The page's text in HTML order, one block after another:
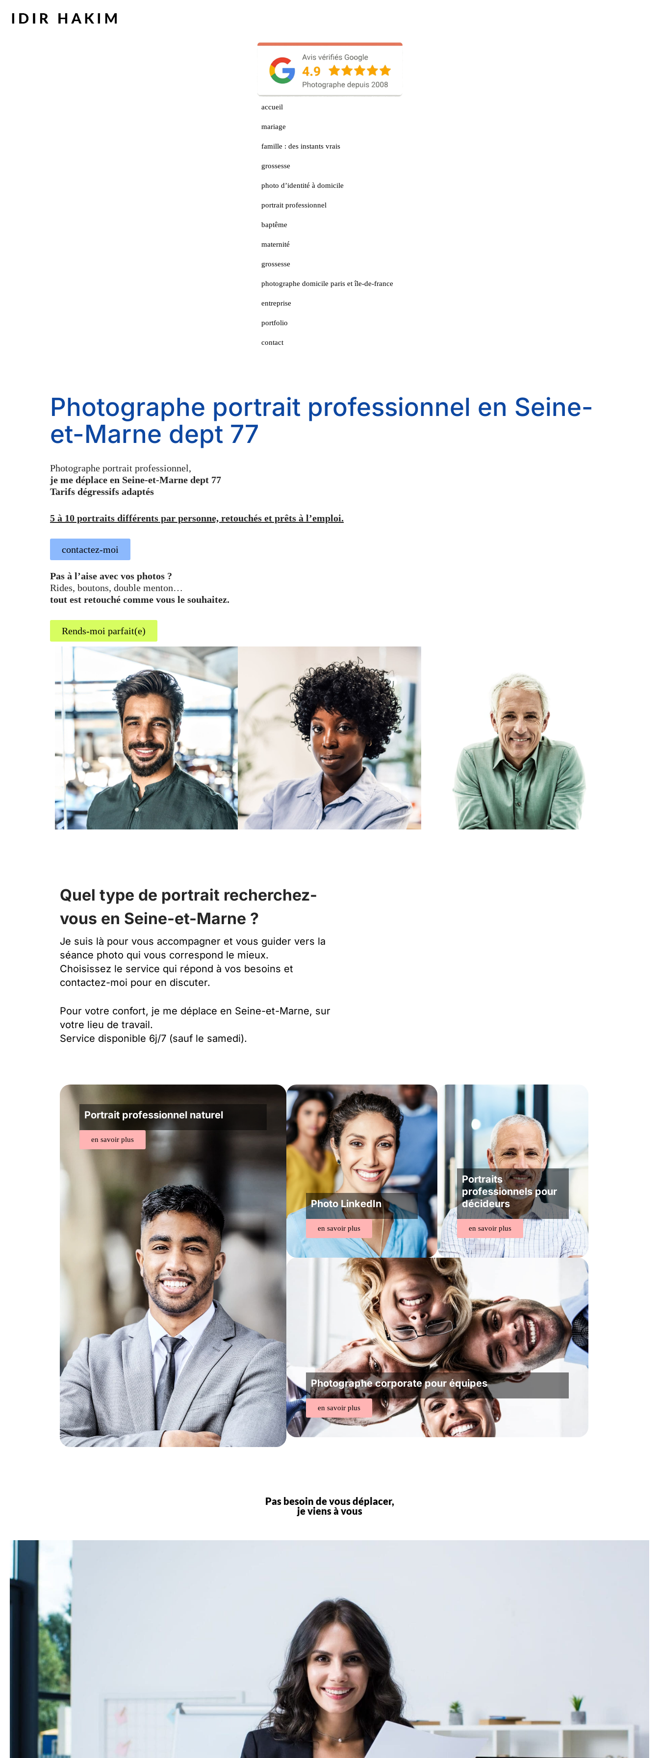
accueil
mariage
famille : des instants vrais
grossesse
photo d’identité à domicile
portrait professionnel
baptême
maternité
grossesse
photographe domicile paris et île-de-france
entreprise
portfolio
contact
Photographe portrait professionnel en Seine-
et-Marne dept 77
Photographe portrait professionnel,
je me déplace en Seine-et-Marne dept 77
Tarifs dégressifs adaptés
5 à 10 portraits différents par personne, retouchés et prêts à l’emploi.
contactez-moi
Pas à l’aise avec vos photos ?
Rides, boutons, double menton…
tout est retouché comme vous le souhaitez.
Rends-moi parfait(e)
Quel type de portrait recherchez-
vous en Seine-et-Marne ?
Je suis là pour vous accompagner et vous guider vers la
séance photo qui vous correspond le mieux.
Choisissez le service qui répond à vos besoins et
contactez-moi pour en discuter.
Pour votre confort, je me déplace en Seine-et-Marne, sur
votre lieu de travail.
Service disponible 6j/7 (sauf le samedi).
Portrait professionnel naturel
en savoir plus
Photo LinkedIn
en savoir plus
Portraits
professionnels pour
décideurs
en savoir plus
Photographe corporate pour équipes
en savoir plus
Pas besoin de vous déplacer,
je viens à vous